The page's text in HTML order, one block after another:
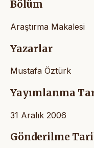
Bölüm
Araştırma Makalesi
Yazarlar
Mustafa Öztürk
Yayımlanma
31 Aralık 2006
Gönderilme